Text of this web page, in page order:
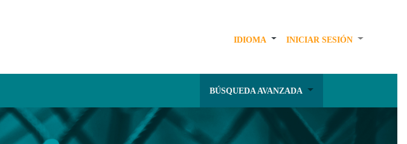
IDIOMA INICIAR SESIÓN
BÚSQUEDA AVANZADA